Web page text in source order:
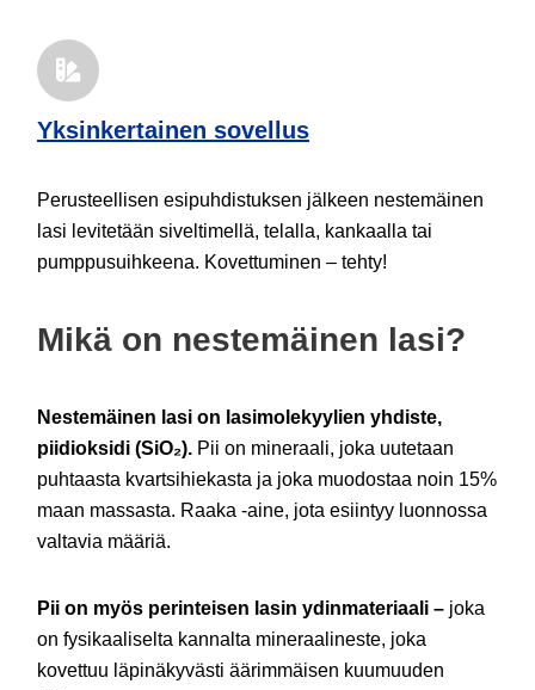
Yksinkertainen sovellus
Perusteellisen esipuhdistuksen jälkeen nestemäinen
lasi levitetään siveltimellä, telalla, kankaalla tai
pumppusuihkeena. Kovettuminen – tehty!
Mikä on nestemäinen lasi?
Nestemäinen lasi on lasimolekyylien yhdiste,
piidioksidi (SiO₂). Pii on mineraali, joka uutetaan
puhtaasta kvartsihiekasta ja joka muodostaa noin 15%
maan massasta. Raaka -aine, jota esiintyy luonnossa
valtavia määriä.
Pii on myös perinteisen lasin ydinmateriaali – joka
on fysikaaliselta kannalta mineraalineste, joka
kovettuu läpinäkyvästi äärimmäisen kuumuuden